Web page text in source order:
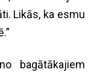
Likās, ka esmu
bagātākajiem